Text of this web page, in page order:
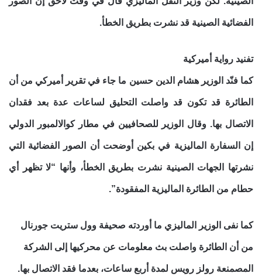
الفضائية الصينية قد نشرت بطريق الخطأ.
تفنيد رواية أميركية
كما فنّد الوزير هشام الدين حسين ما جاء في تقرير أميركي من أن
الطائرة قد تكون قد واصلت التحليق لساعات عدة بعد فقدان
الاتصال بها. وقال الوزير للصحافيين في مطار كوالالمبور الدولي
إن السفارة الماليزية في بكين أوضحت أن الصور الفضائية التي
نشرتها الجهات الصينية نشرت بطريق الخطأ، وأنها “لا تظهر أي
حطام من الطائرة الماليزية المفقودة”.
كما نفى الوزير الماليزي ما أوردته صحيفة وول ستريت جورنال
من أن الطائرة واصلت بث معلومات عن محركيها إلى الشركة
المصمنعة رولز رويس لمدة أربع ساعات، بعدما فقد الاتصال بها.